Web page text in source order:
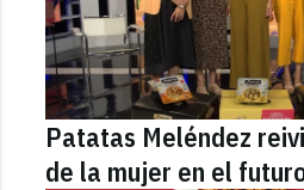
Patatas Meléndez
de la mujer en el